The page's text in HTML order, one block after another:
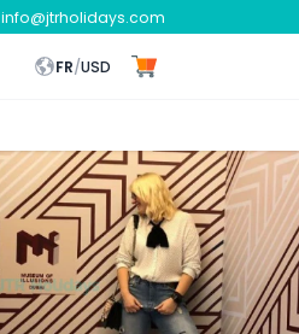
info@jtrholidays.com
FR/USD